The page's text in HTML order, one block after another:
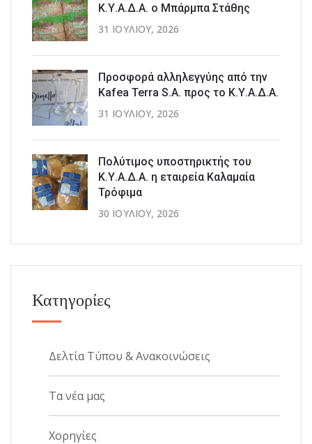
Κ.Υ.Α.Δ.Α. ο Μπάρμπα Στάθης
31 ΙΟΥΛΊΟΥ, 2026
Προσφορά αλληλεγγύης από την
Kafea Terra S.A. προς το Κ.Υ.Α.Δ.Α.
31 ΙΟΥΛΊΟΥ, 2026
Πολύτιμος υποστηρικτής του
Κ.Υ.Α.Δ.Α. η εταιρεία Καλαμαία
Τρόφιμα
30 ΙΟΥΛΊΟΥ, 2026
Κατηγορίες
Δελτία Τύπου & Ανακοινώσεις
Τα νέα μας
Χορηγίες